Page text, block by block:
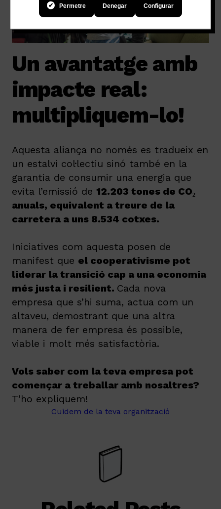
Permetre Denegar Configurar
Un avantatge amb
impacte real:
multipliquem-lo!
Aquesta aliança no només es tradueix en
un estalvi col·lectiu sinó també en la
garantia de consumir una energia que
evita l’emissió de 12.203 tones de CO₂
anuals, equivalent a treure de la
carretera a uns 8.534 cotxes.
Iniciatives com aquesta posen de
manifest que el cooperativisme pot
liderar la transició cap a una economia
més justa i resilient. Cada nova
empresa que s’hi suma, actua com un
altaveu, demostrant que una altra
manera de fer empresa és possible,
viable i molt més satisfactòria.
Vols saber com la teva empresa pot
començar a treballar amb nosaltres?
T’ho expliquem!
Cuidem de la teva organització